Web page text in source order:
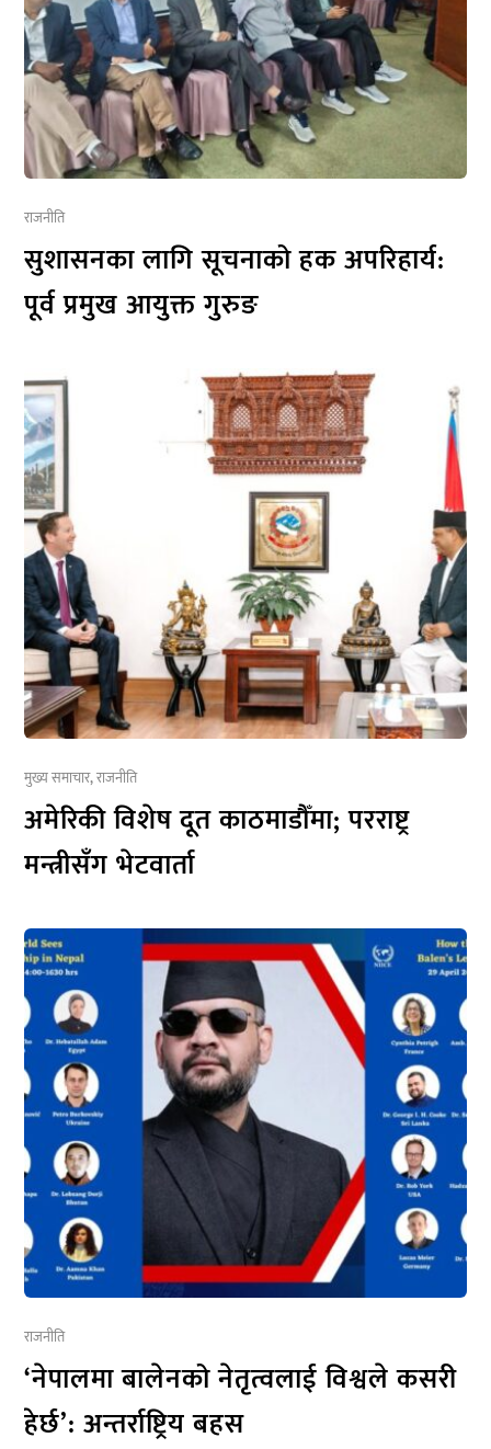
राजनीति
सुशासनका लागि सूचनाको हक अपरिहार्य:
पूर्व प्रमुख आयुक्त गुरुङ
मुख्य समाचार,राजनीति
अमेरिकी विशेष दूत काठमाडौँमा; परराष्ट्र
मन्त्रीसँग भेटवार्ता
राजनीति
‘नेपालमा बालेनको नेतृत्वलाई विश्वले कसरी
हेर्छ’: अन्तर्राष्ट्रिय बहस